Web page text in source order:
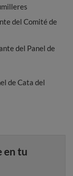
del Comité de
del Panel de
de Cata del
en tu